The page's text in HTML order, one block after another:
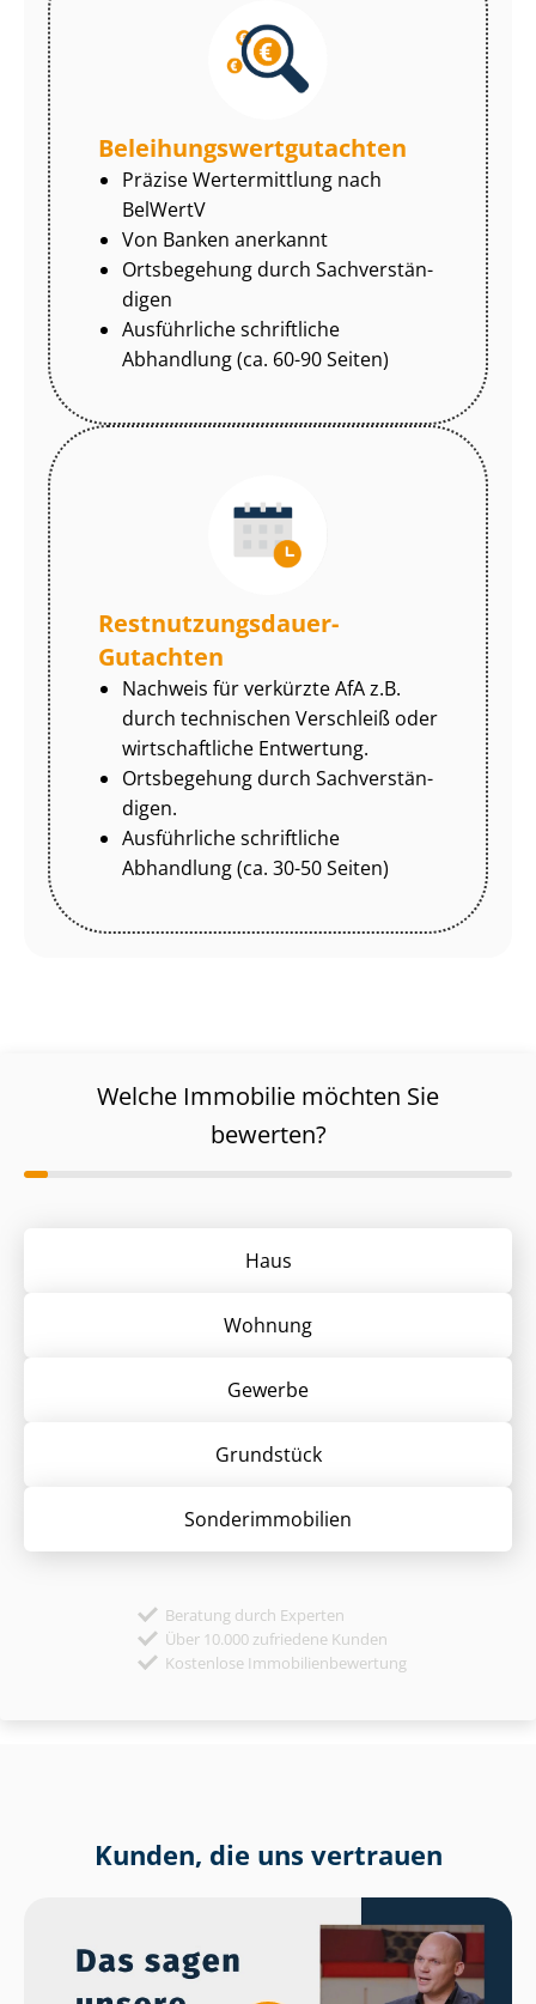
Be­lei­hungs­wert­gut­ach­ten
Präzise Wertermittlung nach
BelWertV
Von Banken anerkannt
Ortsbegehung durch Sach­ver­stän­
di­gen
Ausführliche schriftliche
Abhandlung (ca. 60-90 Seiten)
Rest­nut­zungs­dau­er-
Gutachten
Nachweis für verkürzte AfA z.B.
durch technischen Verschleiß oder
wirtschaftliche Entwertung.
Ortsbegehung durch Sach­ver­stän­
di­gen.
Ausführliche schriftliche
Abhandlung (ca. 30-50 Seiten)
Welche Immobilie möchten Sie
bewerten?
Haus
Wohnung
Gewerbe
Grund­stück
Sonder­immobilien
Beratung durch Experten
Über 10.000 zufriedene Kunden
Kostenlose Immobilienbewertung
Kunden, die uns vertrauen